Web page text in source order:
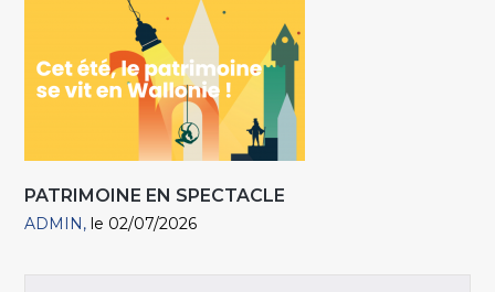
PATRIMOINE EN SPECTACLE
ADMIN le 02/07/2026